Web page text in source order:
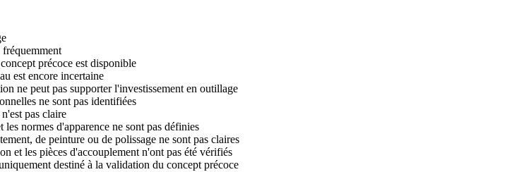
précoce est disponible
est encore incertaine
ne peut pas supporter l'investissement en outillage
ne sont pas identifiées
pas claire
les normes d'apparence ne sont pas définies
de peinture ou de polissage ne sont pas claires
et les pièces d'accouplement n'ont pas été vérifiés
destiné à la validation du concept précoce